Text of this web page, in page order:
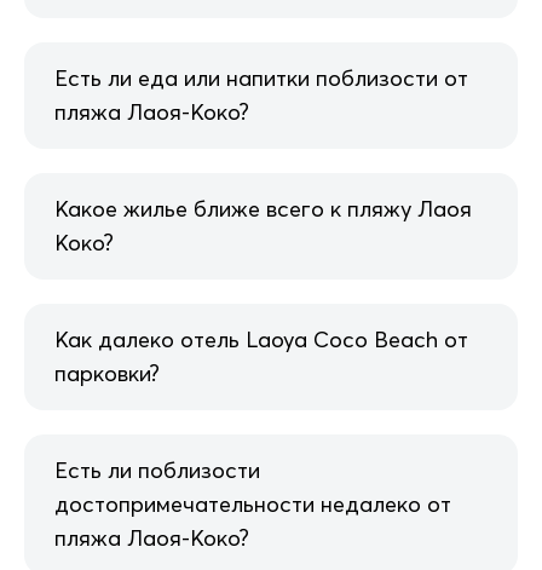
Есть ли еда или напитки поблизости от
пляжа Лаоя-Коко?
Какое жилье ближе всего к пляжу Лаоя
Коко?
Как далеко отель Laoya Coco Beach от
парковки?
Есть ли поблизости
достопримечательности недалеко от
пляжа Лаоя-Коко?